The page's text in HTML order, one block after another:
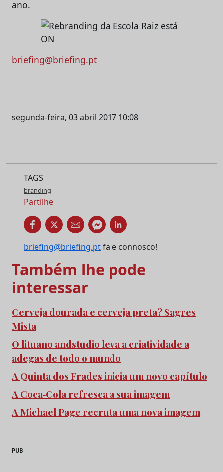
ano.
briefing@briefing.pt
segunda-feira, 03 abril 2017 10:08
TAGS
branding
Partilhe
briefing@briefing.ptfale connosco!
Também lhe pode
interessar
Cerveja dourada e cerveja preta? Sagres
Mista
O lituano andstudio leva a criatividade a
adegas de todo o mundo
A Quinta dos Frades inicia um novo capítulo
A Coca‑Cola refresca a sua imagem
A Michael Page recruta uma nova imagem
PUB